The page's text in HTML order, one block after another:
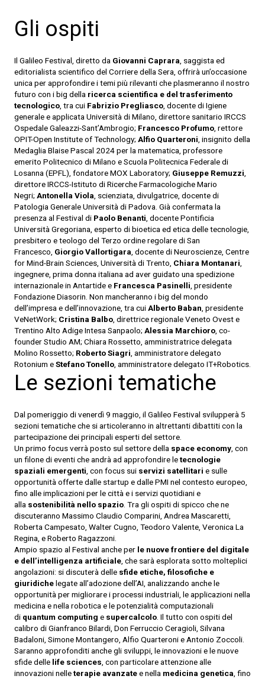
Gli ospiti
Il Galileo Festival, diretto da Giovanni Caprara, saggista ed
editorialista scientifico del Corriere della Sera, offrirà un’occasione
unica per approfondire i temi più rilevanti che plasmeranno il nostro
futuro con i big della ricerca scientifica e del trasferimento
tecnologico, tra cui Fabrizio Pregliasco, docente di Igiene
generale e applicata Università di Milano, direttore sanitario IRCCS
Ospedale Galeazzi-Sant’Ambrogio; Francesco Profumo, rettore
OPIT-Open Institute of Technology; Alfio Quarteroni, insignito della
Medaglia Blaise Pascal 2024 per la matematica, professore
emerito Politecnico di Milano e Scuola Politecnica Federale di
Losanna (EPFL), fondatore MOX Laboratory; Giuseppe Remuzzi,
direttore IRCCS-Istituto di Ricerche Farmacologiche Mario
Negri; Antonella Viola, scienziata, divulgatrice, docente di
Patologia Generale Università di Padova. Già confermata la
presenza al Festival di Paolo Benanti, docente Pontificia
Università Gregoriana, esperto di bioetica ed etica delle tecnologie,
presbitero e teologo del Terzo ordine regolare di San
Francesco, Giorgio Vallortigara, docente di Neuroscienze, Centre
for Mind-Brain Sciences, Università di Trento, Chiara Montanari,
ingegnere, prima donna italiana ad aver guidato una spedizione
internazionale in Antartide e Francesca Pasinelli, presidente
Fondazione Diasorin. Non mancheranno i big del mondo
dell’impresa e dell’innovazione, tra cuiAlberto Baban, presidente
VeNetWork; Cristina Balbo, direttrice regionale Veneto Ovest e
Trentino Alto Adige Intesa Sanpaolo; Alessia Marchioro, co-
founder Studio AM; Chiara Rossetto, amministratrice delegata
Molino Rossetto; Roberto Siagri, amministratore delegato
Rotonium eStefano Tonello, amministratore delegato IT+Robotics.
Le sezioni tematiche
Dal pomeriggio di venerdì 9 maggio, il Galileo Festival svilupperà 5
sezioni tematiche che si articoleranno in altrettanti dibattiti con la
partecipazione dei principali esperti del settore.
Un primo focus verrà posto sul settore della space economy, con
un filone di eventi che andrà ad approfondire letecnologie
spaziali emergenti, con focus sui servizi satellitari e sulle
opportunità offerte dalle startup e dalle PMI nel contesto europeo,
fino alle implicazioni per le città e i servizi quotidiani e
alla sostenibilità nello spazio. Tra gli ospiti di spicco che ne
discuteranno Massimo Claudio Comparini, Andrea Mascaretti,
Roberta Campesato, Walter Cugno, Teodoro Valente, Veronica La
Regina, e Roberto Ragazzoni.
Ampio spazio al Festival anche per le nuove frontiere del digitale
e dell’intelligenza artificiale, che sarà esplorata sotto molteplici
angolazioni: si discuterà delle sfide etiche, filosofiche e
giuridichelegate all’adozione dell’AI, analizzando anche le
opportunità per migliorare i processi industriali, le applicazioni nella
medicina e nella robotica e le potenzialità computazionali
di quantum computing e supercalcolo. Il tutto con ospiti del
calibro di Gianfranco Bilardi, Don Ferruccio Ceragioli, Silvana
Badaloni, Simone Montangero, Alfio Quarteroni e Antonio Zoccoli.
Saranno approfonditi anche gli sviluppi, le innovazioni e le nuove
sfide delle life sciences, con particolare attenzione alle
innovazioni nelleterapie avanzatee nella medicina genetica, fino